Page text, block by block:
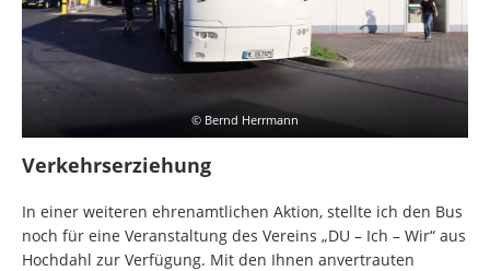
© Bernd Herrmann
Verkehrserziehung
In einer weiteren ehrenamtlichen Aktion, stellte ich den Bus
noch für eine Veranstaltung des Vereins „DU – Ich – Wir“ aus
Hochdahl zur Verfügung. Mit den Ihnen anvertrauten